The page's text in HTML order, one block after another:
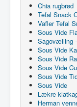
Chia rugbrød
Tefal Snack
Vafler Tefal
Sous Vide
Sagovælling
Sous Vide
Sous Vide
Sous Vide
Sous Vide
Sous Vide
Lækre
Herman